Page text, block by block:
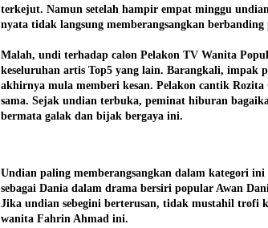
terkejut. Namun setelah hampir empat minggu
nyata tidak langsung memberangsangkan
Malah, undi terhadap calon Pelakon TV Wanita
keseluruhan artis Top5 yang lain. Barangkali, impak
akhirnya mula memberi kesan. Pelakon cantik
sama. Sejak undian terbuka, peminat hiburan
bermata galak dan bijak bergaya ini.
Undian paling memberangsangkan dalam kategori
sebagai Dania dalam drama bersiri popular Awan
Jika undian sebegini berterusan, tidak mustahil trofi
wanita Fahrin Ahmad ini.